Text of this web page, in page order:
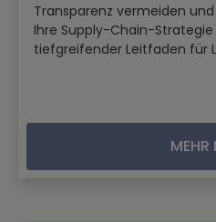
Transparenz vermeiden
Ihre Supply-Chain-Strategie
tiefgreifender Leitfaden für
MEHR